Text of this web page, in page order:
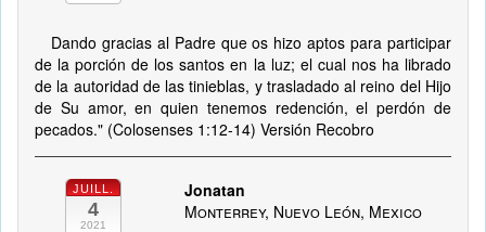
Dando gracias al Padre que os hizo aptos para participar
de la porción de los santos en la luz; el cual nos ha librado
de la autoridad de las tinieblas, y trasladado al reino del Hijo
de Su amor, en quien tenemos redención, el perdón de
pecados." (Colosenses 1:12-14) Versión Recobro
JUILL.
4
2021
Jonatan
Monterrey, Nuevo León, Mexico